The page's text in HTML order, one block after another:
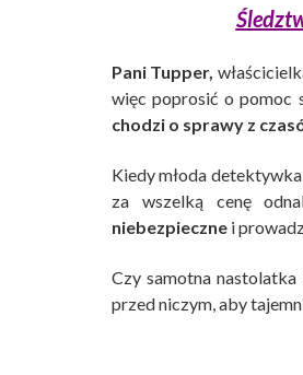
Pani Tupper,
więc poprosić o pomoc
chodzi o sprawy z
Kiedy młoda
za wszelką cenę
niebezpieczne i
Czy samotna
przed niczym, aby